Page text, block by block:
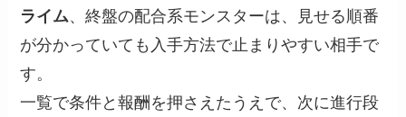
ライム、終盤の配合系モンスターは、見せる順番
が分かっていても入手方法で止まりやすい相手で
す。
一覧で条件と報酬を押さえたうえで、次に進行段